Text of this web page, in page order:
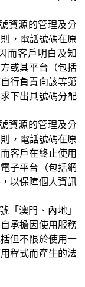
資源的管理及分
，電話號碼在原
而客戶明白及知
或其平台（包括
行負責向該等第
下出具號碼分配
資源的管理及分
，電話號碼在原
客戶在終止使用
子平台（包括網
以保障個人資訊
「澳門、內地」
承擔因使用服務
但不限於使用一
程式而產生的法